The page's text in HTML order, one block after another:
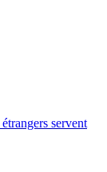
servent